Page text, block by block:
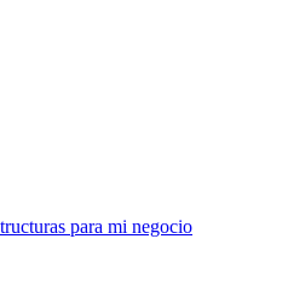
para mi negocio